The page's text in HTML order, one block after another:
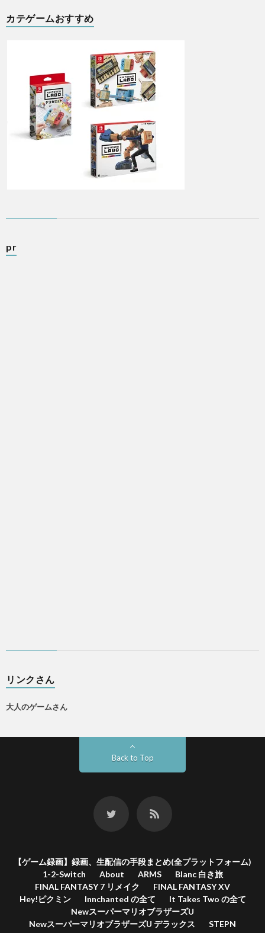
カテゲームおすすめ
pr
リンクさん
大人のゲームさん
Back to Top
【ゲーム録画】録画、生配信の手段まとめ(全プラットフォーム)
1-2-Switch
About ARMS
Blanc 白き旅
FINAL FANTASY 7 リメイク
FINAL FANTASY XV
Hey!ピクミン
Innchanted の全て
It Takes Two の全て
NewスーパーマリオブラザーズU
NewスーパーマリオブラザーズU デラックス
STEPN